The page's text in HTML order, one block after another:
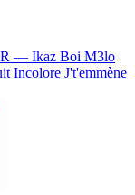
— Ikaz Boi M3lo
Incolore J't'emmène